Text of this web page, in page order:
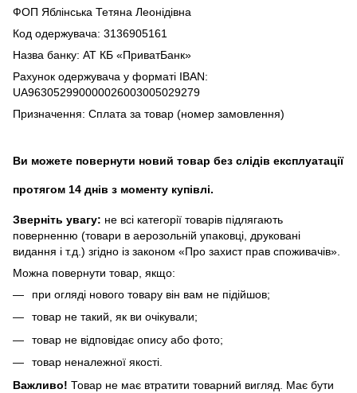
ФОП Яблінська Тетяна Леонідівна
Код одержувача: 3136905161
Назва банку: АТ КБ «ПриватБанк»
Рахунок одержувача у форматі IBAN:
UA963052990000026003005029279
Призначення: Сплата за товар (номер замовлення)
Ви можете повернути новий товар без слідів експлуатації
протягом 14 днів з моменту купівлі.
Зверніть увагу: не всі категорії товарів підлягають
поверненню (товари в аерозольній упаковці, друковані
видання і т.д.) згідно із законом «Про захист прав споживачів».
Можна повернути товар, якщо:
при огляді нового товару він вам не підійшов;
товар не такий, як ви очікували;
товар не відповідає опису або фото;
товар неналежної якості.
Важливо! Товар не має втратити товарний вигляд. Має бути